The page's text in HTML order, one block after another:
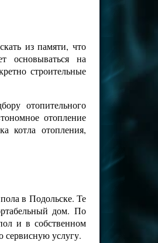
из памяти, что
основываться на
строительные
отопительного
отопление
котла отопления,
в Подольске. Те
дом. По
и в собственном
сервисную услугу.